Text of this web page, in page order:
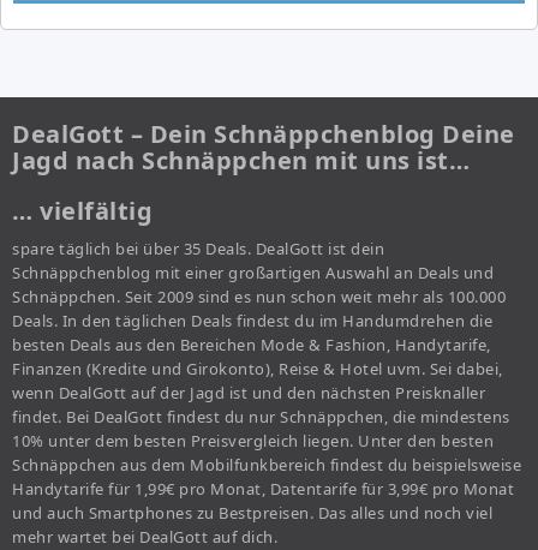
DealGott – Dein Schnäppchenblog Deine
Jagd nach Schnäppchen mit uns ist…
… vielfältig
spare täglich bei über 35 Deals. DealGott ist dein
Schnäppchenblog mit einer großartigen Auswahl an Deals und
Schnäppchen. Seit 2009 sind es nun schon weit mehr als 100.000
Deals. In den täglichen Deals findest du im Handumdrehen die
besten Deals aus den Bereichen Mode & Fashion, Handytarife,
Finanzen (Kredite und Girokonto), Reise & Hotel uvm. Sei dabei,
wenn DealGott auf der Jagd ist und den nächsten Preisknaller
findet. Bei DealGott findest du nur Schnäppchen, die mindestens
10% unter dem besten Preisvergleich liegen. Unter den besten
Schnäppchen aus dem Mobilfunkbereich findest du beispielsweise
Handytarife für 1,99€ pro Monat, Datentarife für 3,99€ pro Monat
und auch Smartphones zu Bestpreisen. Das alles und noch viel
mehr wartet bei DealGott auf dich.